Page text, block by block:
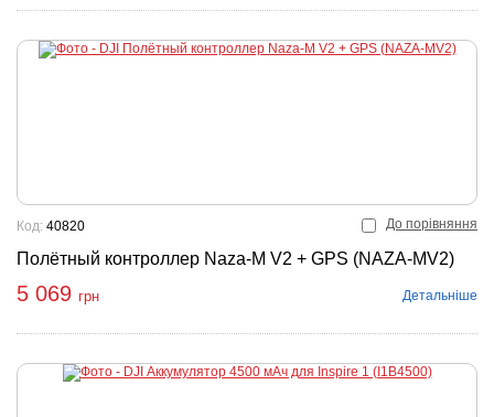
До порівняння
Полётный контроллер Naza-M V2 + GPS (NAZA-MV2)
Код: 40820
5 069 грн Детальніше